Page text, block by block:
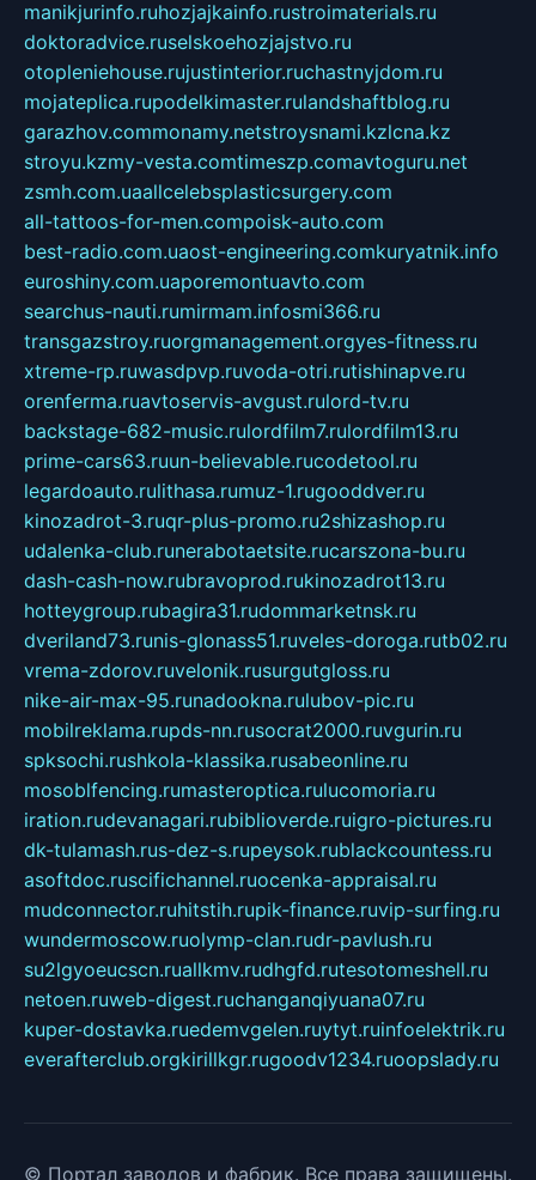
manikjurinfo.ruhozjajkainfo.rustroimaterials.ru
doktoradvice.ruselskoehozjajstvo.ru
otopleniehouse.rujustinterior.ruchastnyjdom.ru
mojateplica.rupodelkimaster.rulandshaftblog.ru
garazhov.commonamy.netstroysnami.kzlcna.kz
stroyu.kzmy-vesta.comtimeszp.comavtoguru.net
zsmh.com.uaallcelebsplasticsurgery.com
all-tattoos-for-men.compoisk-auto.com
best-radio.com.uaost-engineering.comkuryatnik.info
euroshiny.com.uaporemontuavto.com
searchus-nauti.rumirmam.infosmi366.ru
transgazstroy.ruorgmanagement.orgyes-fitness.ru
xtreme-rp.ruwasdpvp.ruvoda-otri.rutishinapve.ru
orenferma.ruavtoservis-avgust.rulord-tv.ru
backstage-682-music.rulordfilm7.rulordfilm13.ru
prime-cars63.ruun-believable.rucodetool.ru
legardoauto.rulithasa.rumuz-1.rugooddver.ru
kinozadrot-3.ruqr-plus-promo.ru2shizashop.ru
udalenka-club.runerabotaetsite.rucarszona-bu.ru
dash-cash-now.rubravoprod.rukinozadrot13.ru
hotteygroup.rubagira31.rudommarketnsk.ru
dveriland73.runis-glonass51.ruveles-doroga.rutb02.ru
vrema-zdorov.ruvelonik.rusurgutgloss.ru
nike-air-max-95.runadookna.rulubov-pic.ru
mobilreklama.rupds-nn.rusocrat2000.ruvgurin.ru
spksochi.rushkola-klassika.rusabeonline.ru
mosoblfencing.rumasteroptica.rulucomoria.ru
iration.rudevanagari.rubiblioverde.ruigro-pictures.ru
dk-tulamash.rus-dez-s.rupeysok.rublackcountess.ru
asoftdoc.ruscifichannel.ruocenka-appraisal.ru
mudconnector.ruhitstih.rupik-finance.ruvip-surfing.ru
wundermoscow.ruolymp-clan.rudr-pavlush.ru
su2lgyoeucscn.ruallkmv.rudhgfd.rutesotomeshell.ru
netoen.ruweb-digest.ruchanganqiyuana07.ru
kuper-dostavka.ruedemvgelen.ruytyt.ruinfoelektrik.ru
everafterclub.orgkirillkgr.rugoodv1234.ruoopslady.ru
© Портал заводов и фабрик. Все права защищены.